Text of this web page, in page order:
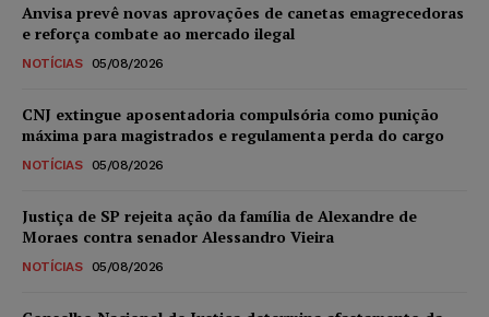
Anvisa prevê novas aprovações de canetas emagrecedoras
e reforça combate ao mercado ilegal
NOTÍCIAS 05/08/2026
CNJ extingue aposentadoria compulsória como punição
máxima para magistrados e regulamenta perda do cargo
NOTÍCIAS 05/08/2026
Justiça de SP rejeita ação da família de Alexandre de
Moraes contra senador Alessandro Vieira
NOTÍCIAS 05/08/2026